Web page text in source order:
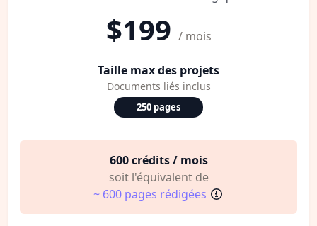
$199 / mois
Taille max des projets
Documents liés inclus
250 pages
600 crédits / mois
soit l'équivalent de
~ 600 pages rédigées